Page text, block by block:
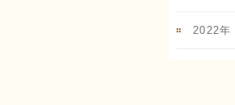
2022年